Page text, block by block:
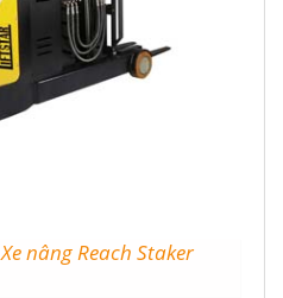
Xe nâng Reach Staker